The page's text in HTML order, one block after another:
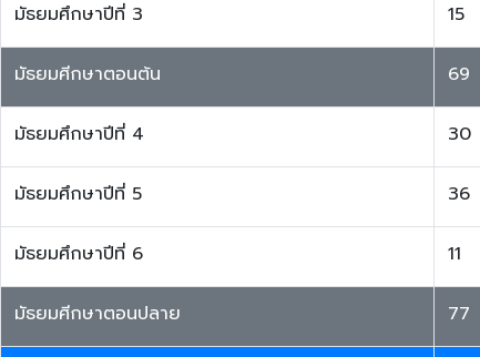
มัธยมศึกษาปีที่ 3 15
มัธยมศีกษาตอนต้น 69
มัธยมศึกษาปีที่ 4 30
มัธยมศึกษาปีที่ 5 36
มัธยมศึกษาปีที่ 6 11
มัธยมศีกษาตอนปลาย 77